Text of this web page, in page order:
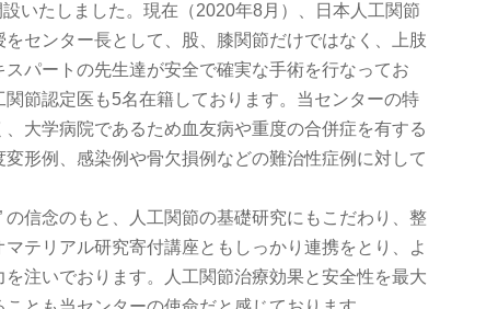
いたしました。現在（2020年8月）、日本人工関節
センター長として、股、膝関節だけではなく、上肢
スパートの先生達が安全で確実な手術を行なってお
節認定医も5名在籍しております。当センターの特
大学病院であるため血友病や重度の合併症を有する
形例、感染例や骨欠損例などの難治性症例に対して
の信念のもと、人工関節の基礎研究にもこだわり、整
テリアル研究寄付講座ともしっかり連携をとり、よ
注いでおります。人工関節治療効果と安全性を最大